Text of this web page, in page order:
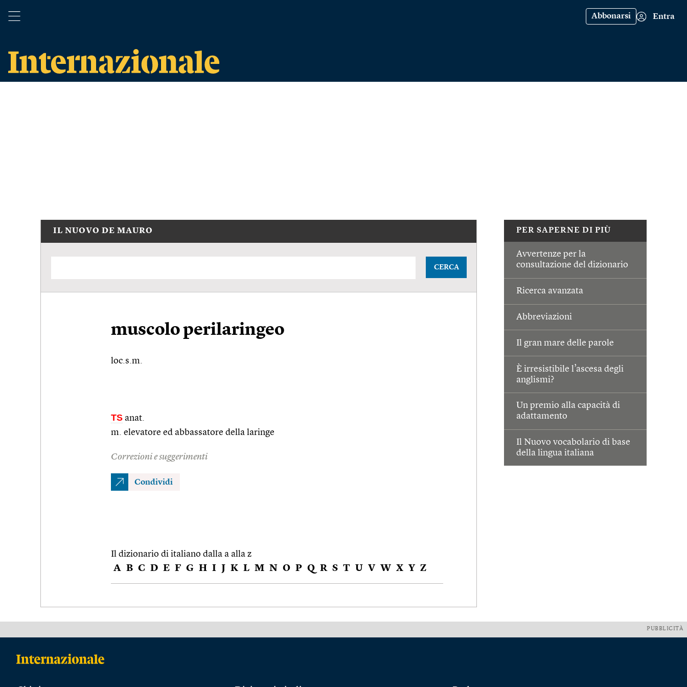
Abbonarsi Entra
PER SAPERNE DI PIÙ
Avvertenze per la
consultazione del dizionario
Ricerca avanzata
Abbreviazioni
Il gran mare delle parole
È irresistibile l’ascesa degli
anglismi?
Un premio alla capacità di
adattamento
Il Nuovo vocabolario di base
della lingua italiana
IL NUOVO DE MAURO
CERCA
muscolo perilaringeo
loc.s.m.
TS anat.
m. elevatore ed abbassatore della laringe
Correzioni e suggerimenti
Condividi
Il dizionario di italiano dalla a alla z
A B C D E F G H I J K L M N O P Q R S T U V W X Y Z
PUBBLICITÀ